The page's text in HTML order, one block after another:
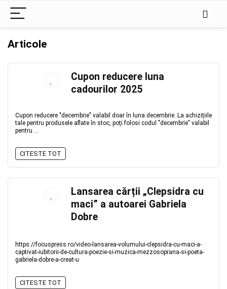
Articole
Cupon reducere luna
cadourilor 2025
Cupon reducere "decembrie" valabil doar în luna decembrie. La achizițiile
tale pentru produsele aflate în stoc, poți folosi codul "decembrie" valabil
pentru ...
CITESTE TOT
Lansarea cărții „Clepsidra cu
maci” a autoarei Gabriela
Dobre
https://focuspress.ro/video-lansarea-volumului-clepsidra-cu-maci-a-
captivat-iubitorii-de-cultura-poezie-si-muzica-mezzosoprana-si-poeta-
gabriela-dobre-a-creat-u
CITESTE TOT